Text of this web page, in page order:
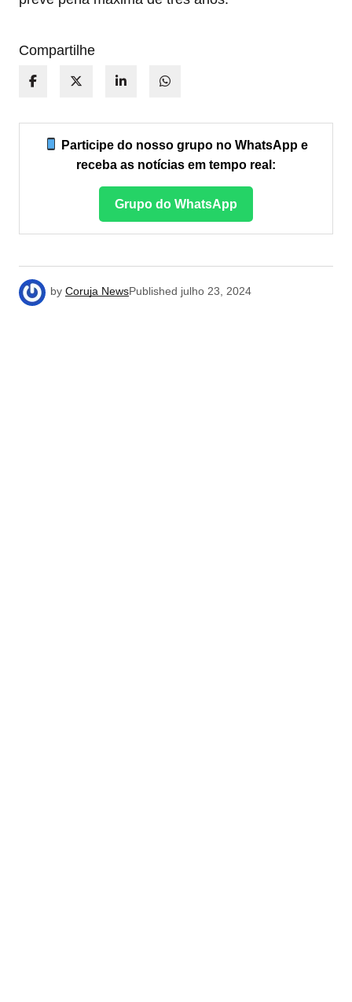
Compartilhe
Participe do nosso grupo no WhatsApp e
receba as notícias em tempo real:
Grupo do WhatsApp
by Coruja NewsPublished julho 23, 2024